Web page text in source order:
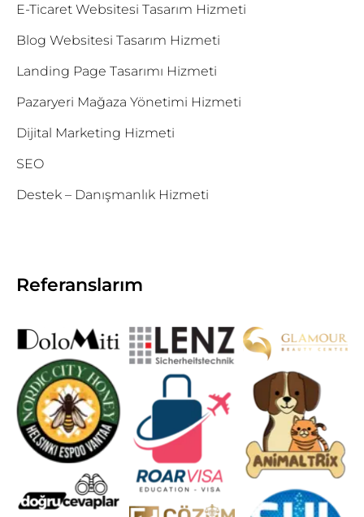
E-Ticaret Websitesi Tasarım Hizmeti
Blog Websitesi Tasarım Hizmeti
Landing Page Tasarımı Hizmeti
Pazaryeri Mağaza Yönetimi Hizmeti
Dijital Marketing Hizmeti
SEO
Destek – Danışmanlık Hizmeti
Referanslarım